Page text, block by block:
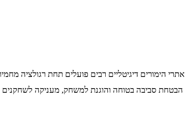
הימורים דיגיטליים רבים פועלים תחת רגולציה
סביבה בטוחה והוגנת למשחק, מעניקה לשחקנים